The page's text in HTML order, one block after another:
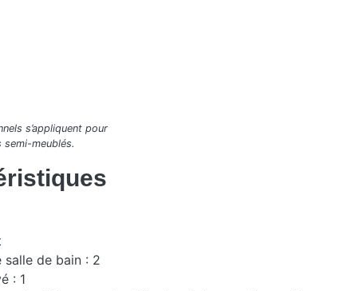
s’appliquent pour
semi-meublés.
salle de bain : 2
: 1